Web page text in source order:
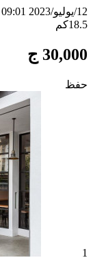
12/يوليو/2023 09:01
18.5كم
30,000 ج
حفظ
1